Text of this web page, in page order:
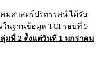
ศาสตร์ปริทรรศน์ ได้รับ
นฐานข้อมูล TCI รอบที่ 5
มที่ 2 ต้ังแต่วันที่ 1 มกราคม